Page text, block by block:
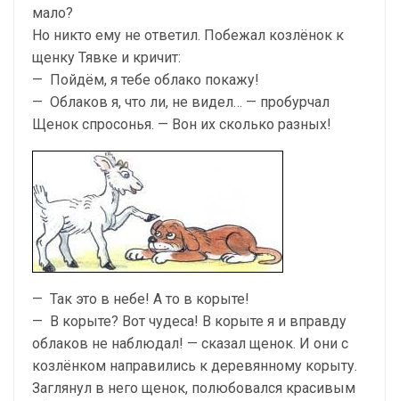
мало?
Но никто ему не ответил. Побежал козлёнок к
щенку Тявке и кричит:
— Пойдём, я тебе облако покажу!
— Облаков я, что ли, не видел… — пробурчал
Щенок спросонья. — Вон их сколько разных!
— Так это в небе! А то в корыте!
— В корыте? Вот чудеса! В корыте я и вправду
об­лаков не наблюдал! — сказал щенок. И они с
козлёнком направились к деревянному ко­рыту.
Заглянул в него щенок, полюбовался красивым